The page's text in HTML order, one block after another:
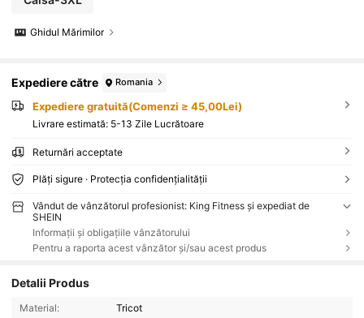
Ghidul Mărimilor
Expediere către Romania
Expediere gratuită(Comenzi ≥ 45,00Lei)
Livrare estimată: 5-13 Zile Lucrătoare
Returnări acceptate
Plăți sigure · Protecția confidențialității
Vândut de vânzătorul profesionist: King Fitness și expediat de
SHEIN
Informații și obligațiile vânzătorului
Pentru a raporta acest vânzător și/sau acest produs
Detalii Produs
Material:
Tricot